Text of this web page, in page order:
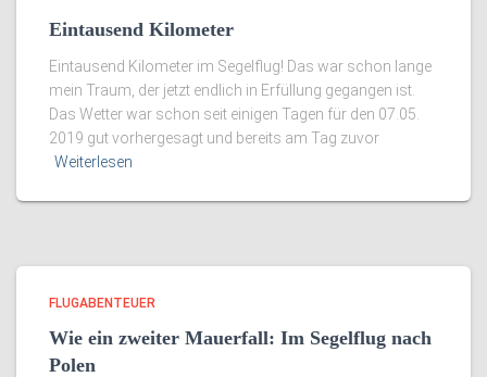
Eintausend Kilometer
Eintausend Kilometer im Segelflug! Das war schon lange
mein Traum, der jetzt endlich in Erfüllung gegangen ist.
Das Wetter war schon seit einigen Tagen für den 07.05.
2019 gut vorhergesagt und bereits am Tag zuvor
Weiterlesen
FLUGABENTEUER
Wie ein zweiter Mauerfall: Im Segelflug nach
Polen